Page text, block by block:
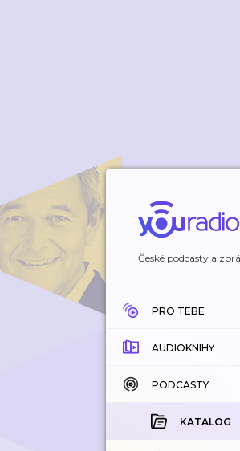
České podcasty a
PRO TEBE
AUDIOKNIHY
KATALOG
KOUPENÉ
PODCASTY
KATALOG